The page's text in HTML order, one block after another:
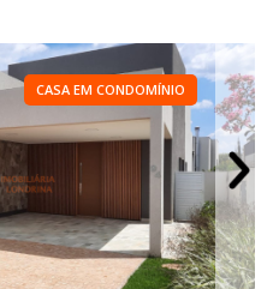
CASA EM CONDOMÍNIO